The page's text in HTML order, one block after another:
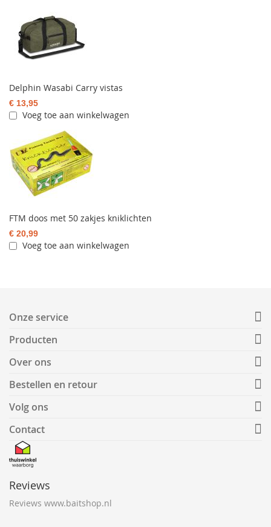
Delphin Wasabi Carry vistas
€ 13,95
Voeg toe aan winkelwagen
FTM doos met 50 zakjes kniklichten
€ 20,99
Voeg toe aan winkelwagen
Onze service
Producten
Over ons
Bestellen en retour
Volg ons
Contact
Reviews
Reviews www.baitshop.nl